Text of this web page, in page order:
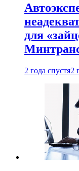
для
2 года спустя2